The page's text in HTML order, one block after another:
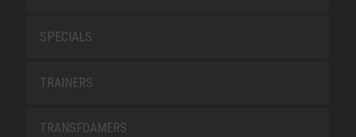
SPECIALS
TRAINERS
TRANSFOAMERS